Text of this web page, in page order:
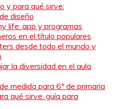
y para qué sirve:
diseño
life: app y programas
en el título populares
desde todo el mundo y
la diversidad en el aula
medida para 6º de primaria
qué sirve: guía para